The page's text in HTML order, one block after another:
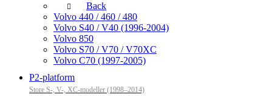
Back
Volvo 440 / 460 / 480
Volvo S40 / V40 (1996-2004)
Volvo 850
Volvo S70 / V70 / V70XC
Volvo C70 (1997-2005)
P2-platform
Store S-, V-, XC-modeller (1998–2014)